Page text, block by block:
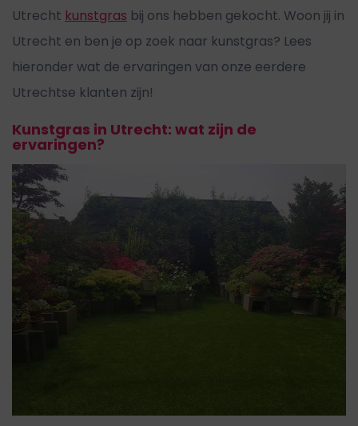
Utrecht kunstgras bij ons hebben gekocht. Woon jij in
Utrecht en ben je op zoek naar kunstgras? Lees
hieronder wat de ervaringen van onze eerdere
Utrechtse klanten zijn!
Kunstgras in Utrecht: wat zijn de
ervaringen?